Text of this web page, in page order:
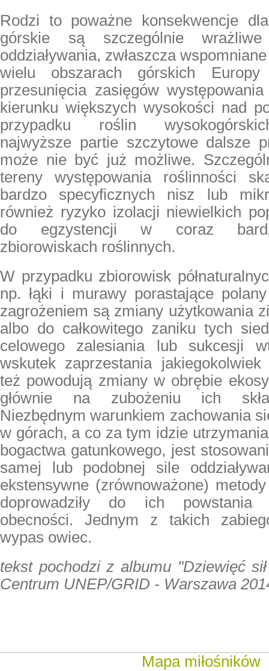
Rodzi to poważne konsekwencje
górskie są szczególnie
oddziaływania, zwłaszcza
wielu obszarach górskich Europy
przesunięcia zasięgów
kierunku większych wysokości nad
przypadku roślin
najwyższe partie szczytowe dalsze
może nie być już możliwe.
tereny występowania roślinności
bardzo specyficznych nisz lub
również ryzyko izolacji niewielkich
do egzystencji w coraz
zbiorowiskach roślinnych.
W przypadku zbiorowisk
np. łąki i murawy porastające
zagrożeniem są zmiany użytkowania
albo do całkowitego zaniku tych
celowego zalesiania lub sukcesji
wskutek zaprzestania
też powodują zmiany w obrębie
głównie na zubożeniu ich
Niezbędnym warunkiem zachowania
w górach, a co za tym idzie
bogactwa gatunkowego, jest
samej lub podobnej sile
ekstensywne (zrównoważone)
doprowadziły do ich powstania
obecności. Jednym z takich
wypas owiec.
tekst pochodzi z albumu "Dziewięć
Centrum UNEP/GRID - Warszawa
Mapa miłośników